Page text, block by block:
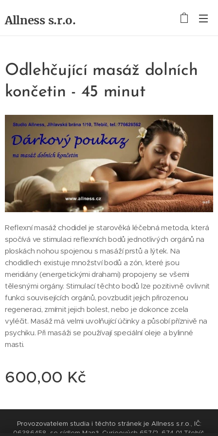
Allness s.r.o.
Odlehčující masáž dolních
končetin - 45 minut
Reflexní masáž chodidel je starověká léčebná metoda, která
spočívá ve stimulaci reflexních bodů jednotlivých orgánů na
ploskách nohou spojenou s masáží prstů a lýtek. Na
chodidlech existuje množství bodů a zón, které jsou
meridiány (energetickými drahami) propojeny se všemi
tělesnými orgány. Stimulací těchto bodů lze pozitivně ovlivnit
funkci souvisejících orgánů, povzbudit jejich přirozenou
regeneraci, zmírnit jejich bolest, nebo je dokonce zcela
vyléčit. Masáž má velmi uvolňující účinky a působí příznivě na
psychiku. Při masáži se používají speciální oleje a bylinné
masti.
600,00 Kč
Provozovatelem studia i těchto stránek je Allness s.r.o., IČ:
06386458, se sídlem Manž. Curieových 657/2, 674 01 Třebíč,